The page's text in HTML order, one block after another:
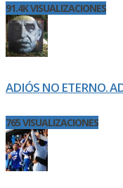
91.4K VISUALIZACIONES
ADIÓS NO ETERNO.
765 VISUALIZACIONES